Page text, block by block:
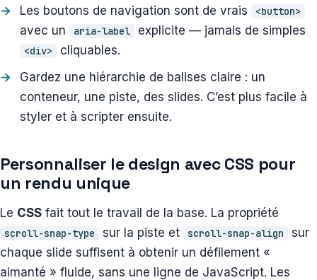
Les boutons de navigation sont de vrais
<button>
avec un aria-label explicite — jamais de simples
<div>
cliquables.
Gardez une hiérarchie de balises claire : un
conteneur, une piste, des slides. C’est plus facile à
styler et à scripter ensuite.
Personnaliser le design avec CSS pour
un rendu unique
Le CSS fait tout le travail de la base. La propriété
scroll-snap-type sur la piste et scroll-snap-align
sur
chaque slide suffisent à obtenir un défilement «
aimanté » fluide, sans une ligne de JavaScript. Les